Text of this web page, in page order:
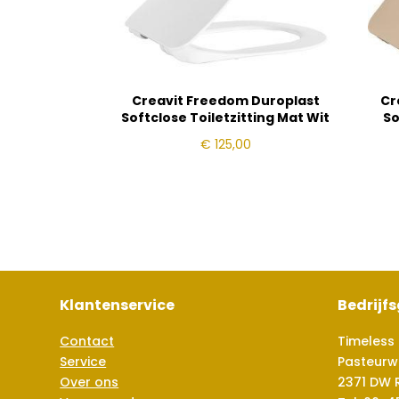
Creavit Freedom Duroplast
Softclose Toiletzitting Mat Wit
€ 125,00
Klantenservice
Contact
Service
Over ons
Timeless
2371